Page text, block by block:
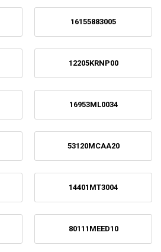
16155883005
12205KRNP00
16953ML0034
53120MCAA20
14401MT3004
80111MEED10